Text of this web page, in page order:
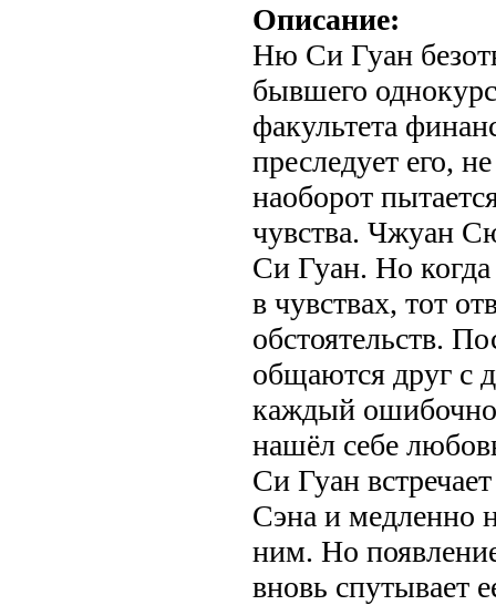
Описание:
Ню Си Гуан
бывшего
факультета
преследует его,
наоборот
чувства. Чжуан
Си Гуан. Но
в чувствах, тот
обстоятельств.
общаются друг с
каждый ошибочно
нашёл себе
Си Гуан
Сэна и медленно
ним. Но
вновь спутывает